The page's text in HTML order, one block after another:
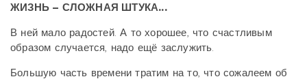
ЖИЗНЬ – СЛОЖНАЯ ШТУКА...
В ней мало радостей. А то хорошее, что счастливым
образом случается, надо ещё заслужить.
Большую часть времени тратим на то, что сожалеем об